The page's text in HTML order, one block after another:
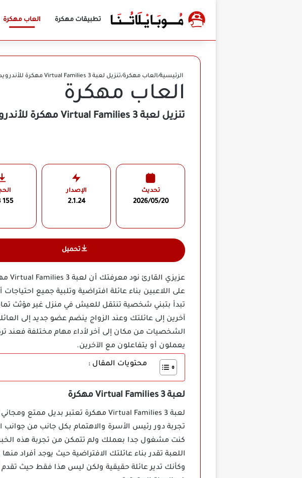
تطبيقات مهكرة العاب مهكرة
الرئيسية/العاب مهكرة/تنزيل لعبة Virtual Families 3 مهكرة للأندرويد APK أخر إصدار 2026 مجانًا
العاب مهكرة
تنزيل لعبة Virtual Families 3 مهكرة للأندرويد APK أخر إصدار 2026 مجانًا
تحديث
2026/05/20
الإصدار
2.1.24
155 MB
تحميل
على اللاعبين بناء عائلة افتراضية وتلبية جميع
تبدأ بتبني شخصية تنتقل للعيش في منزل غير مؤثث
آخرين إلى عائلتك وعند الزواج ينضم عضو جديد إلى
الشخصيات من مكان إلى آخر لأداء مهام مختلفة فعند
يعملون أو يتفاعلون مع الآخرين.
محتويات المقال :
لعبة Virtual Families 3 مهكرة
تجربة دور رئيس الأسرة والاهتمام بكل جانب من جوانب
كنت مشغول جدا بعملك ولم تتمكن من تجربة هذه
اللعبة تقدر بناء عائلتك الافتراضية حيث يوجد أفراد
وكأنك تدير عائلة حقيقية ولكن ليس هذا فقط حيث